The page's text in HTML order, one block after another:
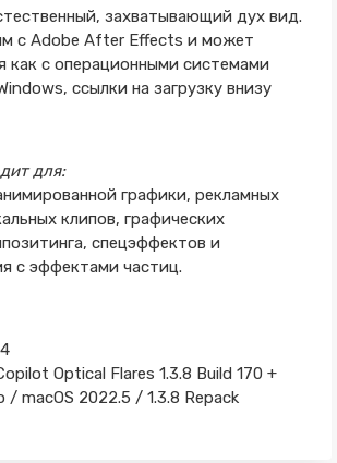
захватывающий дух вид.
с Adobe After Effects и может
как с операционными системами
ссылки на загрузку внизу
для:
графики, рекламных
клипов, графических
спецэффектов и
с эффектами частиц.
Optical Flares 1.3.8 Build 170 +
/ macOS 2022.5 / 1.3.8 Repack